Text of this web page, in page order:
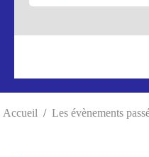
Accueil Les évènements